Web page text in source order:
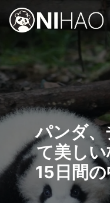
パンダ、
て美し
15日間